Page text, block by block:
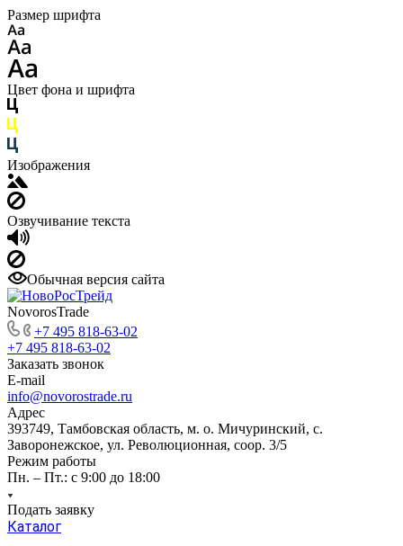
Размер шрифта
Цвет фона и шрифта
Изображения
Озвучивание текста
Обычная версия сайта
NovorosTrade
+7 495 818-63-02
+7 495 818-63-02
Заказать звонок
E-mail
info@novorostrade.ru
Адрес
393749, Тамбовская область, м. о. Мичуринский, с.
Заворонежское, ул. Революционная, соор. 3/5
Режим работы
Пн. – Пт.: с 9:00 до 18:00
Подать заявку
Каталог